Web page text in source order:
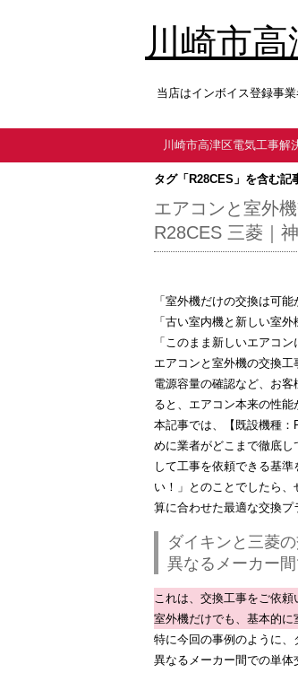
川崎市
当店はインボイス登録事
川崎市高津区電気工事解
タグ「R28CES」を含む記
エアコンと室外
R28CES 三菱｜
「室外機だけの交換は可能
「古い室内機と新しい室
「このまま新しいエアコ
エアコンと室外機の交換
電源容量の確認など、 お客
ると、エアコン本来の性能
本記事では、
【既設機種
めに業者がどこまで徹底し
して工事を依頼できる基
い！」とのことでしたら
算に合わせた最適な交換プ
ダイキンと三菱
異なるメーカー
これは、交換工事をご依
室外機だけでも、基本的に
特に今回の事例のように、
異なるメーカー間での単体